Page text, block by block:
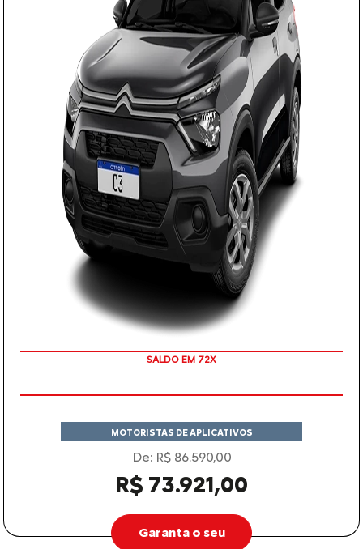
SALDO EM 72X
MOTORISTAS DE APLICATIVOS
De: R$ 86.590,00
R$ 73.921,00
Garanta o seu